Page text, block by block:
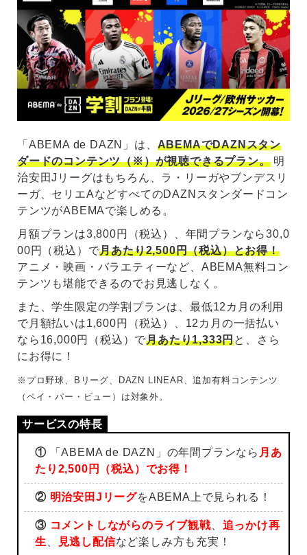
「ABEMA de DAZN」は、 ABEMAでDAZNスタン
ダードのコンテンツ（※）が視聴できるプラン。明
治安田Jリーグはもちろん、ラ・リーガやブンデスリ
ーガ、セリエAなどすべてのDAZNスタンダードコン
テンツがABEMAで楽しめる。
月額プランは3,800円（税込）、年間プランなら30,0
00円（税込）で月あたり2,500円（税込）とお得！
アニメ・映画・バラエティーなど、ABEMA無料コン
テンツも堪能できるのでお見逃しなく。
また、学生限定の学割プランは、最低12カ月の利用
で月額払いは1,600円（税込）、12カ月の一括払い
なら16,000円（税込）で月あたり1,333円と、さら
にお得に！
※プロ野球、Bリーグ、DAZN LINEAR、追加有料コンテンツ
（ペイ・パー・ビュー）は対象外。
①「ABEMA de DAZN」の年間プランなら 月あ
たり2,500円（税込）でお得！
② 明治安田JリーグをABEMA上で見られる！
③ コメントしながらのライブ観戦、 追っかけ再
生
見逃し配信など楽しみ方も充実！